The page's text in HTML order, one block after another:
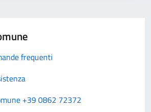
frequenti
+39 0862 72372